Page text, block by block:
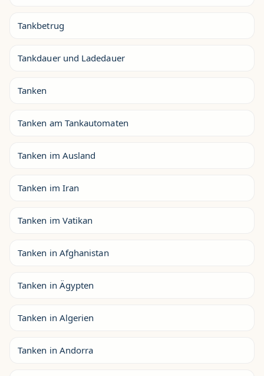
Tankbetrug
Tankdauer und Ladedauer
Tanken
Tanken am Tankautomaten
Tanken im Ausland
Tanken im Iran
Tanken im Vatikan
Tanken in Afghanistan
Tanken in Ägypten
Tanken in Algerien
Tanken in Andorra